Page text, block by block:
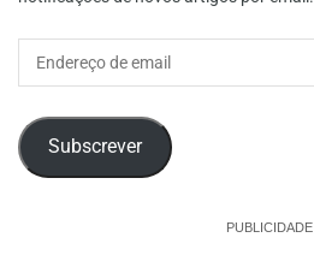
Subscrever
PUBLICIDADE